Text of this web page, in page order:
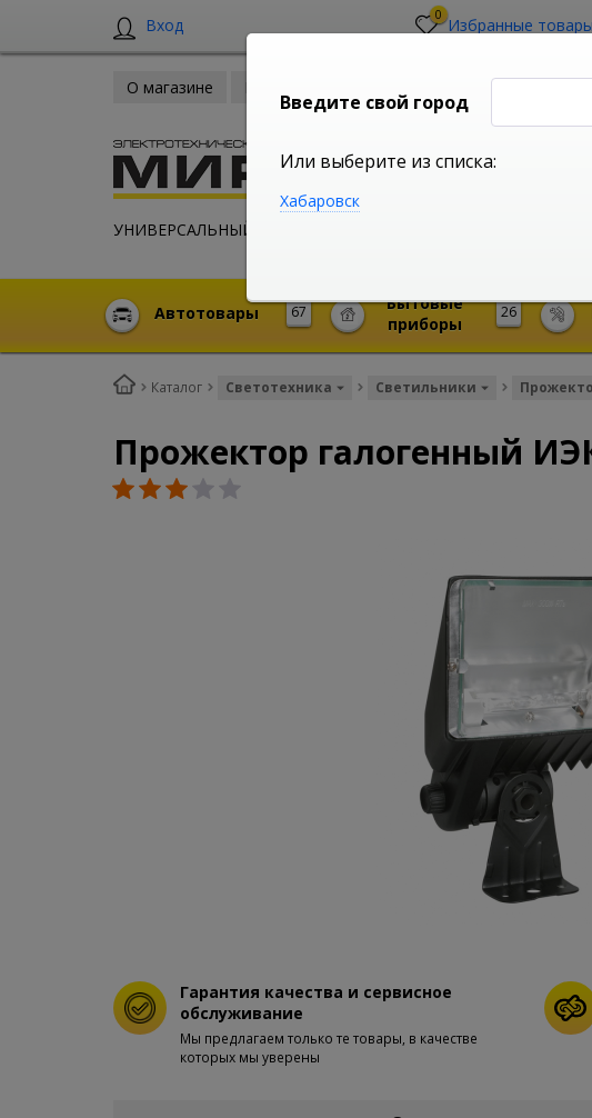
Вход 0 Избранные товары
О магазине
УНИВЕРСАЛЬНЫЙ ИНТЕРНЕТ МАГАЗИН
67
Автотовары 26
Бытовые
приборы
Каталог Светотехника Светильники
Прожектор галогенный
Гарантия качества и сервисное
обслуживание
Мы предлагаем только те товары, в качестве
которых мы уверены
Введите свой город
Или выберите из списка:
Хабаровск